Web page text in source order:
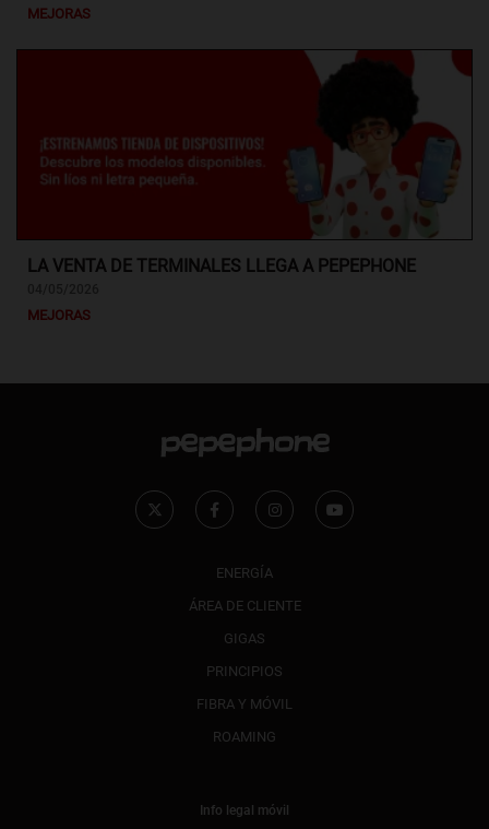
MEJORAS
LA VENTA DE TERMINALES LLEGA A PEPEPHONE
MEJORAS
ENERGÍA
ÁREA DE CLIENTE
GIGAS
PRINCIPIOS
FIBRA Y MÓVIL
ROAMING
Info legal móvil